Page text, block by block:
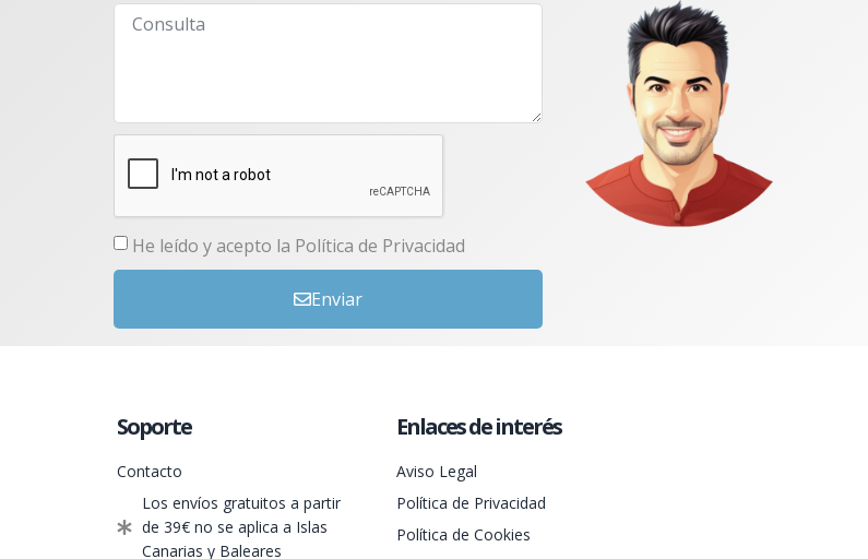
He leído y acepto la Política de Privacidad
Enviar
Soporte
Contacto
Los envíos gratuitos a partir
de 39€ no se aplica a Islas
Canarias y Baleares
Enlaces de interés
Aviso Legal
Política de Privacidad
Política de Cookies